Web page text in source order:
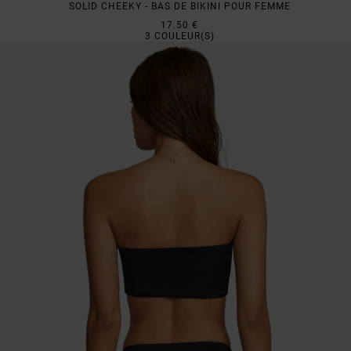
SOLID CHEEKY - BAS DE BIKINI POUR FEMME
17.50 €
3 COULEUR(S)